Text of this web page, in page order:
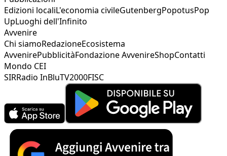
Edizioni localiL'economia civileGutenbergPopotusPop
UpLuoghi dell'Infinito
Avvenire
Chi siamoRedazioneEcosistema
AvvenirePubblicitàFondazione AvvenireShopContatti
Mondo CEI
SIRRadio InBluTV2000FISC